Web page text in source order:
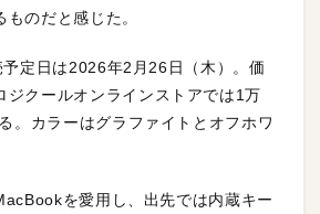
のだと感じた。
定日は2026年2月26日（木）。価
ジクールオンラインストアでは1万
。カラーはグラファイトとオフホワ
を愛用し、出先では内蔵キー